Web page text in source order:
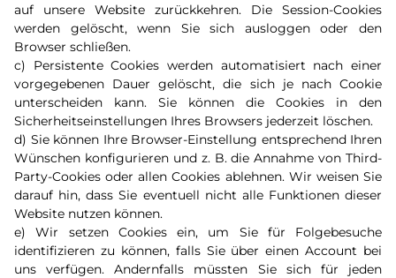
auf unsere Website zurückkehren. Die Session-Cookies
werden gelöscht, wenn Sie sich ausloggen oder den
Browser schließen.
c) Persistente Cookies werden automatisiert nach einer
vorgegebenen Dauer gelöscht, die sich je nach Cookie
unterscheiden kann. Sie können die Cookies in den
Sicherheitseinstellungen Ihres Browsers jederzeit löschen.
d) Sie können Ihre Browser-Einstellung entsprechend Ihren
Wünschen konfigurieren und z. B. die Annahme von Third-
Party-Cookies oder allen Cookies ablehnen. Wir weisen Sie
darauf hin, dass Sie eventuell nicht alle Funktionen dieser
Website nutzen können.
e) Wir setzen Cookies ein, um Sie für Folgebesuche
identifizieren zu können, falls Sie über einen Account bei
uns verfügen. Andernfalls müssten Sie sich für jeden